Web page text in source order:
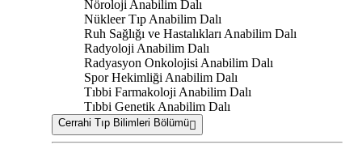
Nöroloji Anabilim Dalı
Nükleer Tıp Anabilim Dalı
Ruh Sağlığı ve Hastalıkları Anabilim Dalı
Radyoloji Anabilim Dalı
Radyasyon Onkolojisi Anabilim Dalı
Spor Hekimliği Anabilim Dalı
Tıbbi Farmakoloji Anabilim Dalı
Tıbbi Genetik Anabilim Dalı
Cerrahi Tıp Bilimleri Bölümü